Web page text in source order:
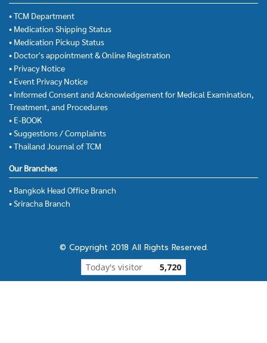
• TCM Department
• Medication Shipping Status
• Medication Pickup Status
• Doctor's appointment & Online Registration
• Privacy Notice
• Event Privacy Notice
• Informed Consent and Acknowledgement for Medical Examination,
Treatment, and Procedures
• E-BOOK
• Suggestions / Complaints
• Thailand Journal of TCM
Our Branches
• Bangkok Head Office Branch
• Sriracha Branch
© Copyright 2018 All Rights Reserved.
Today's visitor
5,720